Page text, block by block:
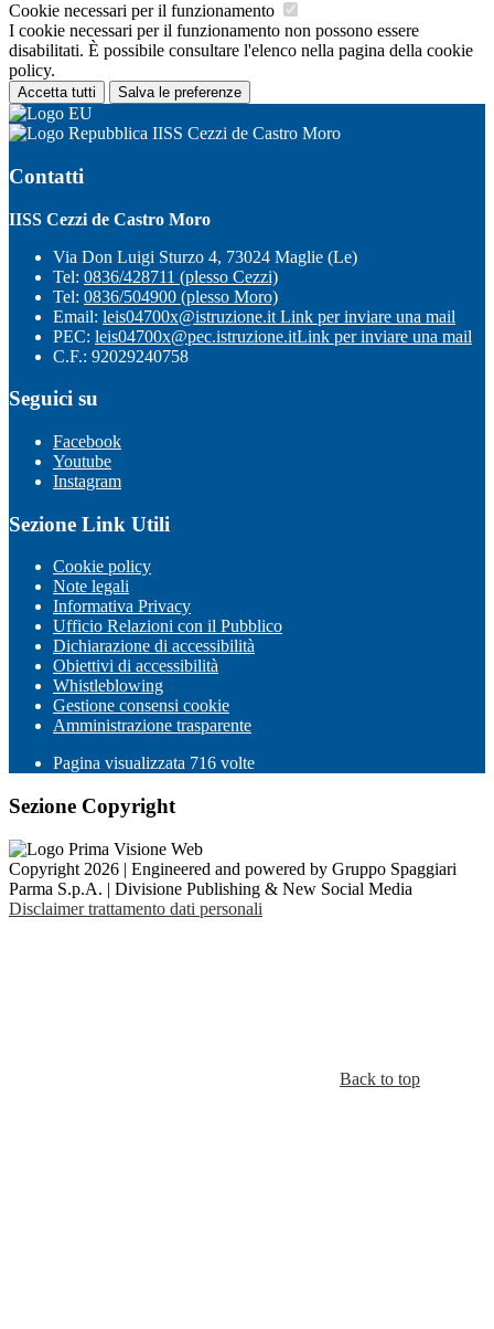
Cookie necessari per il funzionamento
I cookie necessari per il funzionamento non possono essere
disabilitati. È possibile consultare l'elenco nella pagina della cookie
policy.
Accetta tutti Salva le preferenze
IISS Cezzi de Castro Moro
Contatti
IISS Cezzi de Castro Moro
Via Don Luigi Sturzo 4, 73024 Maglie (Le)
Tel: 0836/428711 (plesso Cezzi)
Tel: 0836/504900 (plesso Moro)
Email: leis04700x@istruzione.it Link per inviare una mail
PEC: leis04700x@pec.istruzione.itLink per inviare una mail
C.F.: 92029240758
Seguici su
Facebook
Youtube
Instagram
Sezione Link Utili
Cookie policy
Note legali
Informativa Privacy
Ufficio Relazioni con il Pubblico
Dichiarazione di accessibilità
Obiettivi di accessibilità
Whistleblowing
Gestione consensi cookie
Amministrazione trasparente
Pagina visualizzata 716 volte
Sezione Copyright
Copyright 2026 | Engineered and powered by Gruppo Spaggiari
Parma S.p.A. | Divisione Publishing & New Social Media
Disclaimer trattamento dati personali
Back to top